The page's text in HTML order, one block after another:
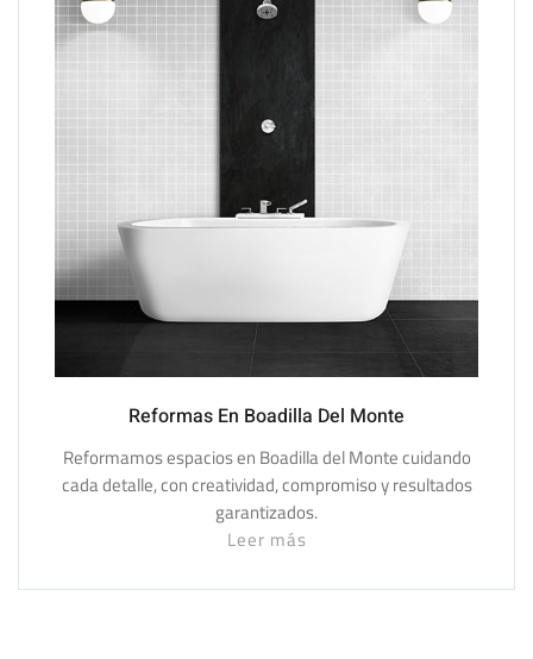
Reformas En Boadilla Del Monte
Reformamos espacios en Boadilla del Monte cuidando
cada detalle, con creatividad, compromiso y resultados
garantizados.
Leer más